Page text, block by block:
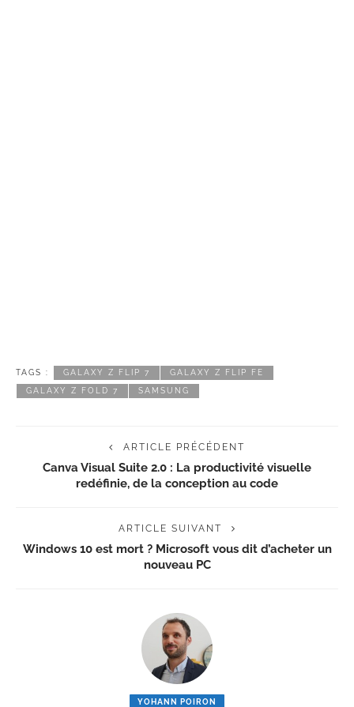
TAGS : GALAXY Z FLIP 7 GALAXY Z FLIP FE
GALAXY Z FOLD 7 SAMSUNG
ARTICLE PRÉCÉDENT
Canva Visual Suite 2.0 : La productivité visuelle
redéfinie, de la conception au code
ARTICLE SUIVANT
Windows 10 est mort ? Microsoft vous dit d’acheter un
nouveau PC
YOHANN POIRON